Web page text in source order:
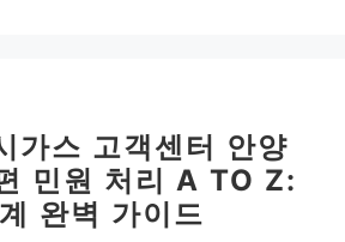
가스 고객센터 안양
민원 처리 A TO Z:
완벽 가이드